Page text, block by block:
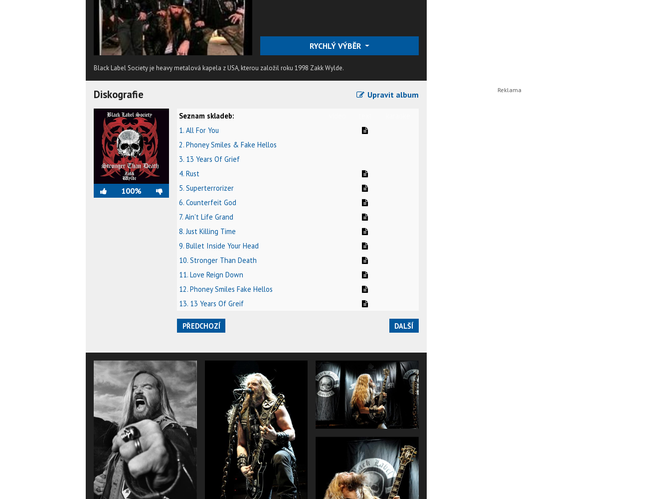
RYCHLÝ VÝBĚR
Black Label Society je heavy metalová kapela z USA, kterou založil roku 1998 Zakk Wylde.
Diskografie Upravit album
100%
Seznam skladeb:
1. All For You
2. Phoney Smiles & Fake Hellos
3. 13 Years Of Grief
4. Rust
5. Superterrorizer
6. Counterfeit God
7. Ain't Life Grand
8. Just Killing Time
9. Bullet Inside Your Head
10. Stronger Than Death
11. Love Reign Down
12. Phoney Smiles Fake Hellos
13. 13 Years Of Greif
PŘEDCHOZÍ DALŠÍ